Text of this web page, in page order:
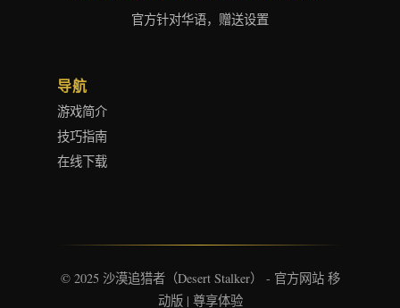
官方针对华语，赠送设置
导航
游戏简介
技巧指南
在线下载
© 2025 沙漠追猎者（Desert Stalker） - 官方网站 移
动版 | 尊享体验